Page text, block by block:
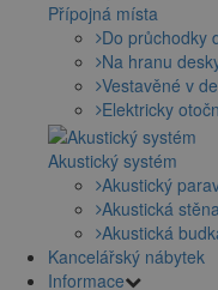
Přípojná místa
Do průchodky
Na hranu
Vestavěné v
Elektricky
Akustický systém
Akustický
Akustická stěna
Akustická
Kancelářský nábytek
Informace